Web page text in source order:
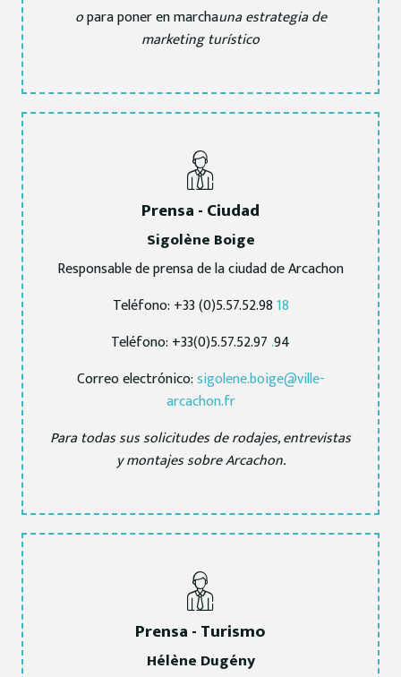
opara poner en marchauna estrategia de
marketing turístico
Prensa - Ciudad
Sigolène Boige
Responsable de prensa de la ciudad de Arcachon
Teléfono: +33 (0)5.57.52.9818
Teléfono: +33(0)5.57.52.97.94
Correo electrónico:sigolene.boige@ville-
arcachon.fr
Para todas sus solicitudes de rodajes, entrevistas
y montajes sobre Arcachon.
Prensa - Turismo
Hélène Dugény